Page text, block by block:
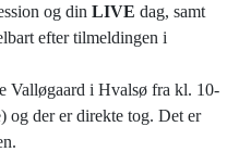
og din LIVE dag, samt
efter tilmeldingen i
Valløgaard i Hvalsø fra kl. 10-
der er direkte tog. Det er